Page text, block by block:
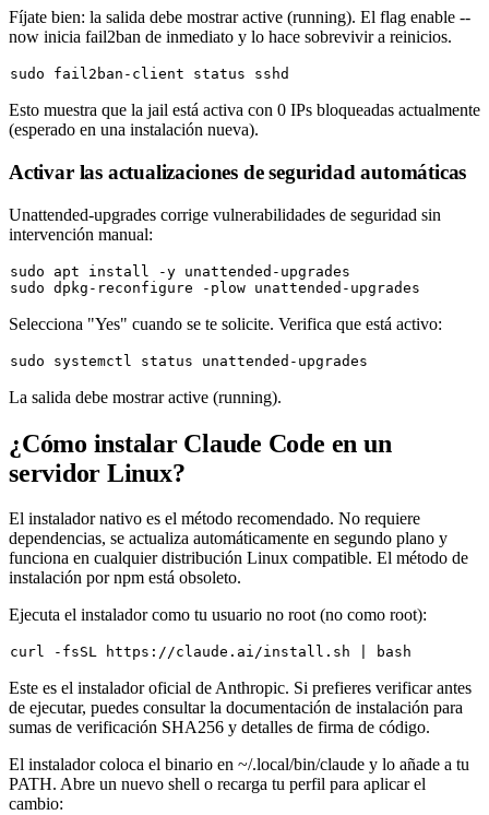
Fíjate bien: la salida debe mostraractive (running). El flag enable --
now inicia fail2ban de inmediato y lo hace sobrevivir a reinicios.
sudo
Esto muestra que la jail está activa con 0 IPs bloqueadas actualmente
(esperado en una instalación nueva).
Activar las actualizaciones de seguridad automáticas
Unattended-upgrades corrige vulnerabilidades de seguridad sin
intervención manual:
sudo
sudo
Selecciona "Yes" cuando se te solicite. Verifica que está activo:
sudo
La salida debe mostraractive (running).
¿Cómo instalar Claude Code en un
servidor Linux?
El instalador nativo es el método recomendado. No requiere
dependencias, se actualiza automáticamente en segundo plano y
funciona en cualquier distribución Linux compatible. El método de
instalación por npm está obsoleto.
Ejecuta el instalador como tu usuario no root (no como root):
Este es el instalador oficial de Anthropic. Si prefieres verificar antes
de ejecutar, puedes consultar la documentación de instalación para
sumas de verificación SHA256 y detalles de firma de código.
El instalador coloca el binario en ~/.local/bin/claude y lo añade a tu
PATH. Abre un nuevo shell o recarga tu perfil para aplicar el
cambio: